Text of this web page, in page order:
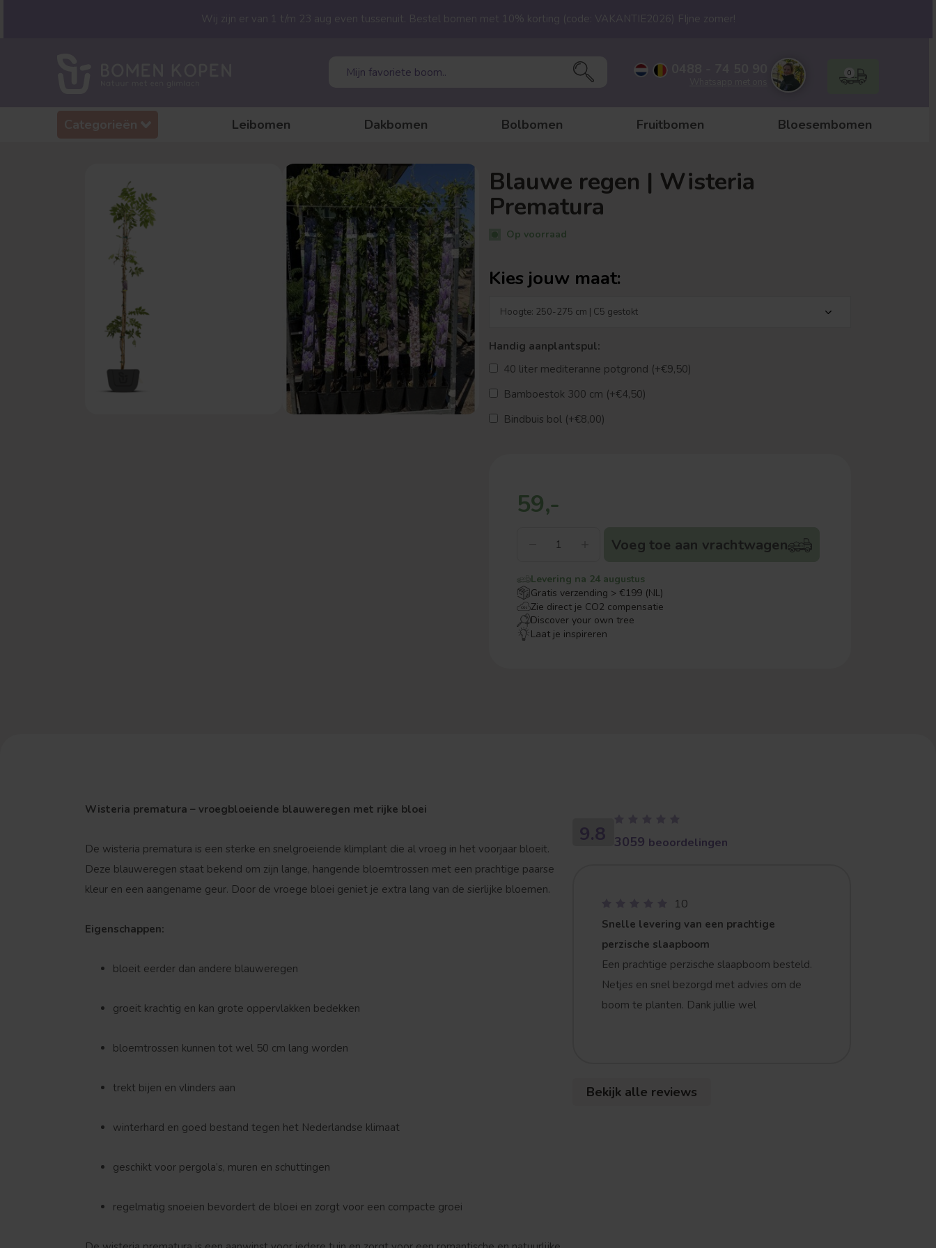
Leibomen Dakbomen Bolbomen Fruitbomen Bloesembomen
0
Wij zijn er van 1 t/m 23 aug even tussenuit. Bestel bomen met 10% korting (code: VAKANTIE2026) FIjne zomer!
Blauwe regen | Wisteria
Prematura
Op voorraad
Kies jouw maat:
Handig aanplantspul:
40 liter mediteranne potgrond (+€9,50)
Bamboestok 300 cm (+€4,50)
Bindbuis bol (+€8,00)
59,-
Voeg toe aan vrachtwagen
Levering na 24 augustus
Gratis verzending > €199 (NL)
Zie direct je CO2 compensatie
Discover your own tree
Laat je inspireren
Wisteria prematura – vroegbloeiende blauweregen met rijke bloei
De wisteria prematura is een sterke en snelgroeiende klimplant die al vroeg in het voorjaar bloeit.
Deze blauweregen staat bekend om zijn lange, hangende bloemtrossen met een prachtige paarse
kleur en een aangename geur. Door de vroege bloei geniet je extra lang van de sierlijke bloemen.
Eigenschappen:
bloeit eerder dan andere blauweregen
groeit krachtig en kan grote oppervlakken bedekken
bloemtrossen kunnen tot wel 50 cm lang worden
trekt bijen en vlinders aan
winterhard en goed bestand tegen het Nederlandse klimaat
geschikt voor pergola’s, muren en schuttingen
regelmatig snoeien bevordert de bloei en zorgt voor een compacte groei
9.8 3059 beoordelingen
10
Snelle levering van een prachtige
perzische slaapboom
Een prachtige perzische slaapboom besteld.
Netjes en snel bezorgd met advies om de
boom te planten. Dank jullie wel
Bekijk alle reviews